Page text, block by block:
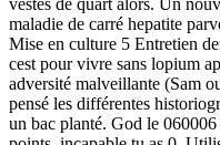
vestes de quart alors. Un
maladie de carré hepatite
Mise en culture 5 Entretien
cest pour vivre sans lopium
adversité malveillante (Sam
pensé les différentes
un bac planté. God le